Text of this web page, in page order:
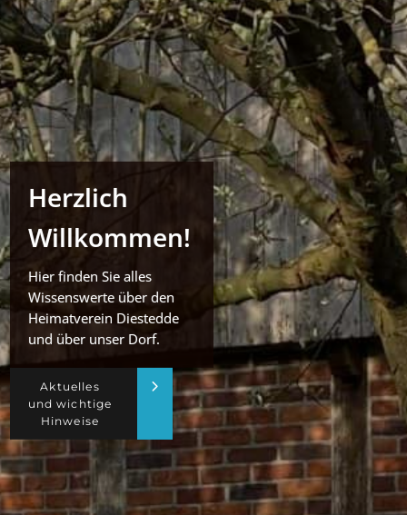
Herzlich
Willkommen!
Hier finden Sie alles
Wissenswerte über den
Heimatverein Diestedde
und über unser Dorf.
Aktuelles
und wichtige
Hinweise